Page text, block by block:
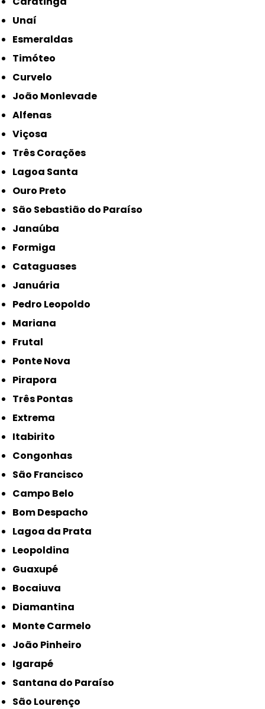
Unaí
Esmeraldas
Timóteo
Curvelo
João Monlevade
Alfenas
Viçosa
Três Corações
Lagoa Santa
Ouro Preto
São Sebastião do Paraíso
Janaúba
Formiga
Cataguases
Januária
Pedro Leopoldo
Mariana
Frutal
Ponte Nova
Pirapora
Três Pontas
Extrema
Itabirito
Congonhas
São Francisco
Campo Belo
Bom Despacho
Lagoa da Prata
Leopoldina
Guaxupé
Bocaiuva
Diamantina
Monte Carmelo
João Pinheiro
Igarapé
Santana do Paraíso
São Lourenço